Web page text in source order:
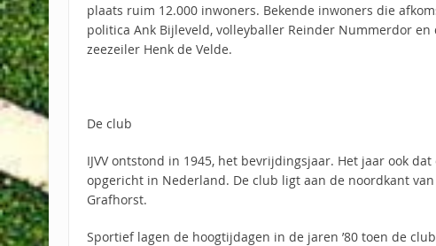
plaats ruim 12.000 inwoners. Bekende inwoners die
politica Ank Bijleveld, volleyballer Reinder Nummerdor
zeezeiler Henk de Velde.
De club
IJVV ontstond in 1945, het bevrijdingsjaar. Het jaar ook
opgericht in Nederland. De club ligt aan de noordkant
Grafhorst.
Sportief lagen de hoogtijdagen in de jaren ’80 toen de